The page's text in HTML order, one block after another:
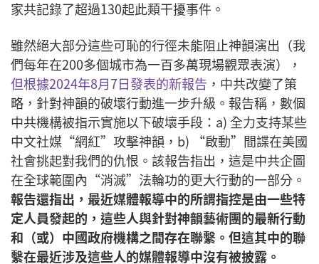
家共記錄了超過130起此類干擾事件。
雖然絕大部分這些可恥的行徑未能阻止神韻演出（我
們每年在200多個城市為一百多萬現場觀眾表演），
但根據2024年8月7日發表的新報告 ，中共改變了策
略，針對神韻的破壞行動進一步升級。報告稱，數個
中共機構被指示實施以下破壞手段：a) 全力支持某些
中文社媒“網紅”攻擊神韻，b) “啟動”間諜在美國
社會挑起對我們的仇恨。該報告指出，這是中共企圖
在全球範圍內“消滅”法輪功的更大行動的一部分。
報告還指出，最近媒體報導中的所謂指控是由一些特
定人員發起的，這些人與針對神韻藝術團的最新行動
和（或）中國政府機構之間存在聯繫。但這其中的聯
繫在最近涉及這些人的媒體報導中沒有被披露。